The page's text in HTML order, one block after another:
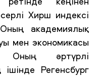
ретінде кеңінен
Хирш индексі
академиялық
мен экономикасы
Оның әртүрлі
Регенсбург